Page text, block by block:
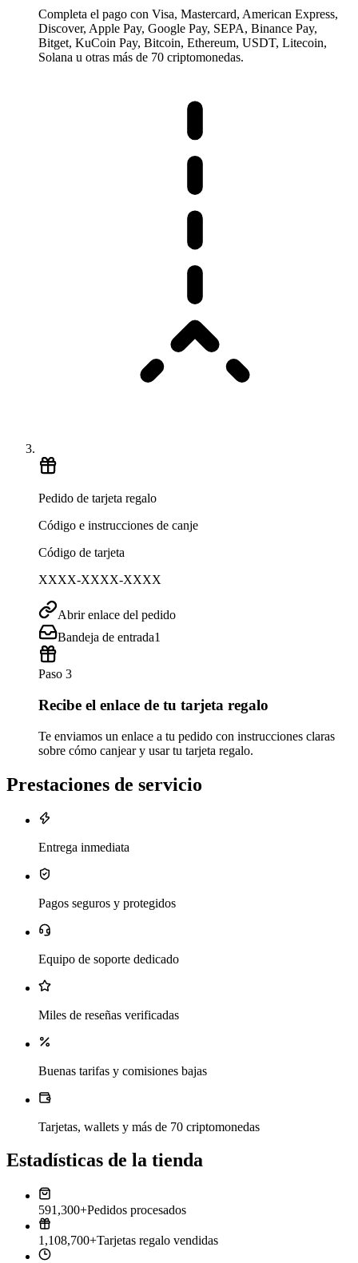
Completa el pago con Visa, Mastercard, American Express,
Discover, Apple Pay, Google Pay, SEPA, Binance Pay,
Bitget, KuCoin Pay, Bitcoin, Ethereum, USDT, Litecoin,
Solana u otras más de 70 criptomonedas.
Pedido de tarjeta regalo
Código e instrucciones de canje
Código de tarjeta
XXXX-XXXX-XXXX
Abrir enlace del pedido
Bandeja de entrada1
Paso 3
Recibe el enlace de tu tarjeta regalo
Te enviamos un enlace a tu pedido con instrucciones claras
sobre cómo canjear y usar tu tarjeta regalo.
Prestaciones de servicio
Entrega inmediata
Pagos seguros y protegidos
Equipo de soporte dedicado
Miles de reseñas verificadas
Buenas tarifas y comisiones bajas
Tarjetas, wallets y más de 70 criptomonedas
Estadísticas de la tienda
591,300+Pedidos procesados
1,108,700+Tarjetas regalo vendidas